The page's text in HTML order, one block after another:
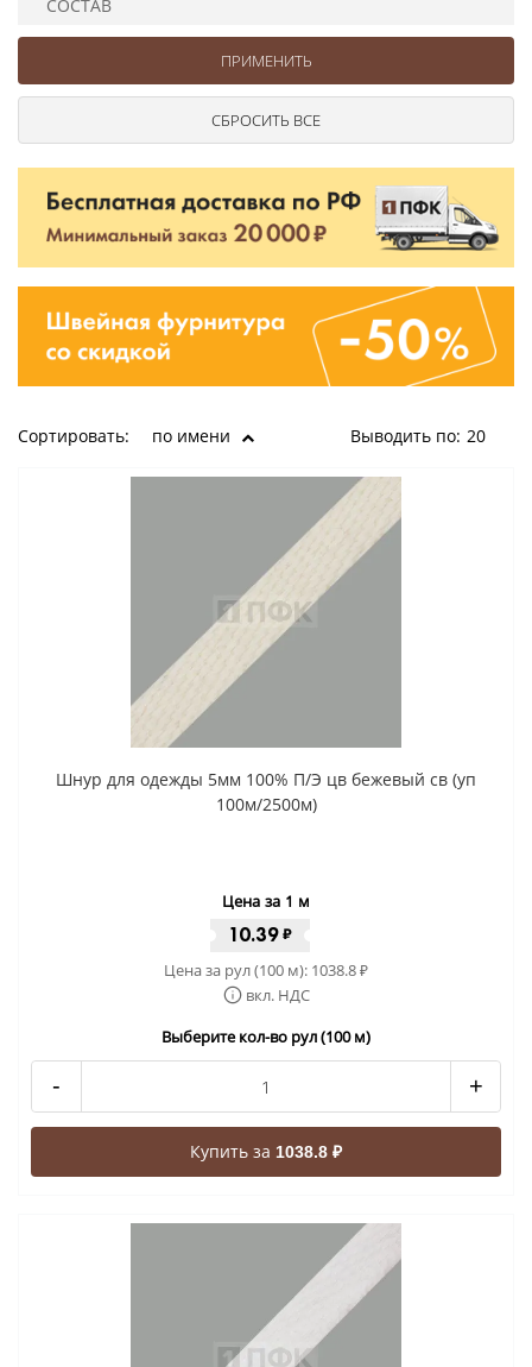
СОСТАВ
Сортировать: по имени Выводить по: 20
Шнур для одежды 5мм 100% П/Э цв бежевый св (уп
100м/2500м)
Цена за 1 м
10.39₽
Цена за рул (100 м): 1038.8₽
вкл. НДС
Выберите кол-во рул (100 м)
- +
Купить за 1038.8 ₽
Ушковые
Шторные
Цепочки шарики с замком
Ткани
Шнуры